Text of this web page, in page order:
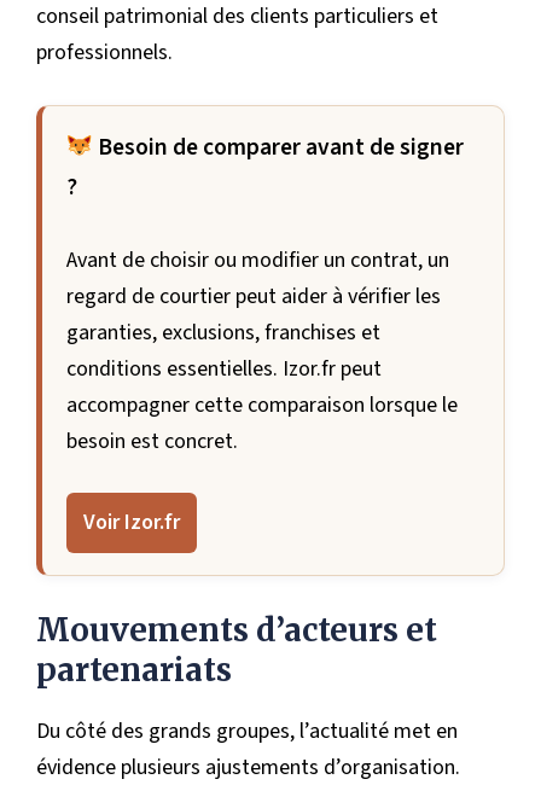
conseil patrimonial des clients particuliers et
professionnels.
Besoin de comparer avant de signer
?
Avant de choisir ou modifier un contrat, un
regard de courtier peut aider à vérifier les
garanties, exclusions, franchises et
conditions essentielles. Izor.fr peut
accompagner cette comparaison lorsque le
besoin est concret.
Voir Izor.fr
Mouvements d’acteurs et
partenariats
Du côté des grands groupes, l’actualité met en
évidence plusieurs ajustements d’organisation.